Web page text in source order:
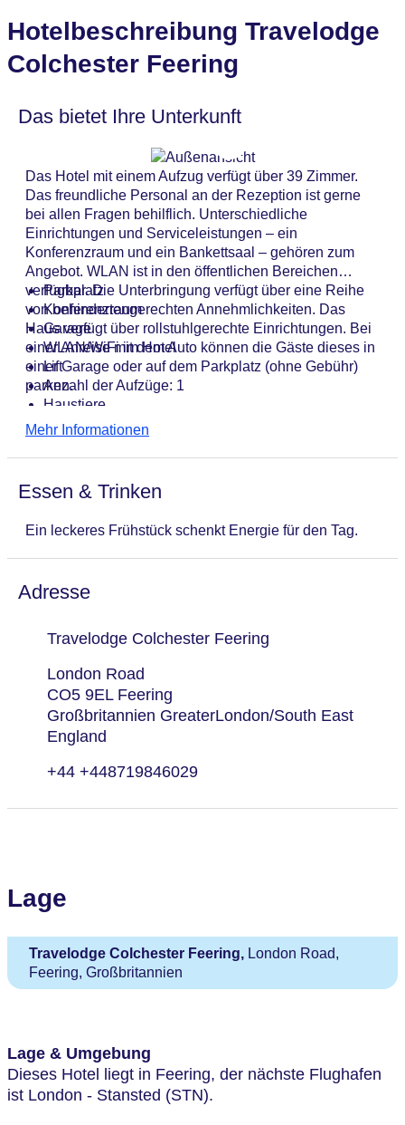
Hotelbeschreibung Travelodge
Colchester Feering
Das bietet Ihre Unterkunft
Das Hotel mit einem Aufzug verfügt über 39 Zimmer.
Das freundliche Personal an der Rezeption ist gerne
bei allen Fragen behilflich. Unterschiedliche
Einrichtungen und Serviceleistungen – ein
Konferenzraum und ein Bankettsaal – gehören zum
Angebot. WLAN ist in den öffentlichen Bereichen
verfügbar. Die Unterbringung verfügt über eine Reihe
von behindertengerechten Annehmlichkeiten. Das
Haus verfügt über rollstuhlgerechte Einrichtungen. Bei
einer Anreise mit dem Auto können die Gäste dieses in
einer Garage oder auf dem Parkplatz (ohne Gebühr)
parken.
Parkplatz
Konferenzraum
Garage
WLAN/WiFi im Hotel
Lift
Anzahl der Aufzüge: 1
Haustiere
Gesamtanzahl der Zimmer: 39
Mehr Informationen
Essen & Trinken
Ein leckeres Frühstück schenkt Energie für den Tag.
Adresse
Travelodge Colchester Feering
London Road
CO5 9EL Feering
Großbritannien GreaterLondon/South East
England
+44 +448719846029
Lage
Travelodge Colchester Feering,London Road,
Feering, Großbritannien
Lage & Umgebung
Dieses Hotel liegt in Feering, der nächste Flughafen
ist London - Stansted (STN).